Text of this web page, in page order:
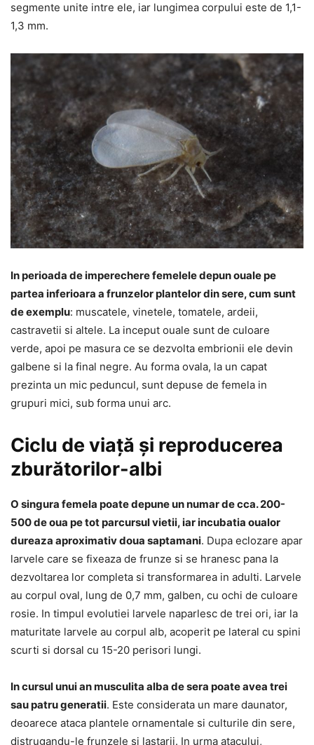
segmente unite intre ele, iar lungimea corpului este de 1,1-
1,3 mm.
In perioada de imperechere femelele depun ouale pe
partea inferioara a frunzelor plantelor din sere, cum sunt
de exemplu: muscatele, vinetele, tomatele, ardeii,
castravetii si altele. La inceput ouale sunt de culoare
verde, apoi pe masura ce se dezvolta embrionii ele devin
galbene si la final negre. Au forma ovala, la un capat
prezinta un mic peduncul, sunt depuse de femela in
grupuri mici, sub forma unui arc.
Ciclu de viață și reproducerea
zburătorilor-albi
O singura femela poate depune un numar de cca. 200-
500 de oua pe tot parcursul vietii, iar incubatia oualor
dureaza aproximativ doua saptamani. Dupa eclozare apar
larvele care se fixeaza de frunze si se hranesc pana la
dezvoltarea lor completa si transformarea in adulti. Larvele
au corpul oval, lung de 0,7 mm, galben, cu ochi de culoare
rosie. In timpul evolutiei larvele naparlesc de trei ori, iar la
maturitate larvele au corpul alb, acoperit pe lateral cu spini
scurti si dorsal cu 15-20 perisori lungi.
In cursul unui an musculita alba de sera poate avea trei
sau patru generatii. Este considerata un mare daunator,
deoarece ataca plantele ornamentale si culturile din sere,
distrugandu-le frunzele si lastarii. In urma atacului,